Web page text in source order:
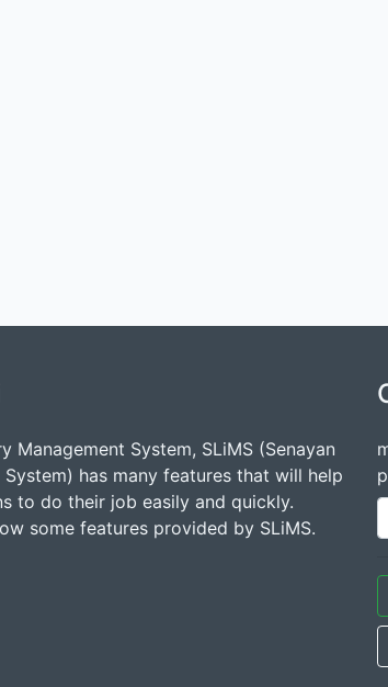
Management System, SLiMS (Senayan
has many features that will help
to do their job easily and quickly.
some features provided by SLiMS.